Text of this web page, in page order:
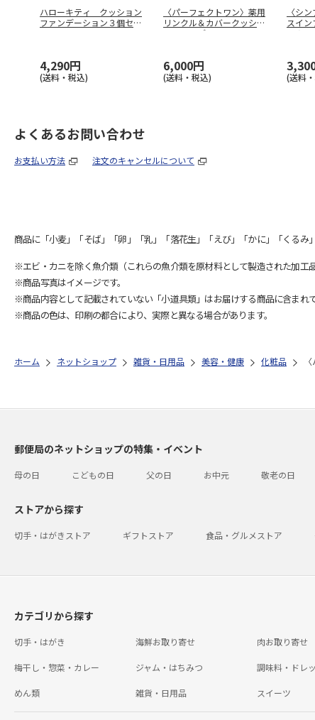
ハローキティ クッション
ファンデーション３個セッ
4,290円
(送料・税込)
〈パーフェクトワン〉薬用
リンクル＆カバークッショ
ンファンデ
6,000円
(送料・税込)
〈シ
スイ
(送料
よくあるお問い合わせ
お支払い方法 注文のキャンセルについて
商品に「小麦」「そば」「卵」「乳」「落花生」「えび」「かに」「くるみ
※エビ・カニを除く魚介類（これらの魚介類を原材料として製造された加工
※商品写真はイメージです。
※商品内容として記載されていない「小道具類」はお届けする商品に含まれ
※商品の色は、印刷の都合により、実際と異なる場合があります。
ホーム ネットショップ 雑貨・日用品 美容・健康 化粧品
郵便局のネットショップの特集・イベント
母の日 こどもの日 父の日 お中元 敬老の日
ストアから探す
切手・はがきストア ギフトストア 食品・グルメストア
カテゴリから探す
切手・はがき 海鮮お取り寄せ 肉お取り寄せ
梅干し・惣菜・カレー ジャム・はちみつ 調味料・ドレ
めん類 雑貨・日用品 スイーツ